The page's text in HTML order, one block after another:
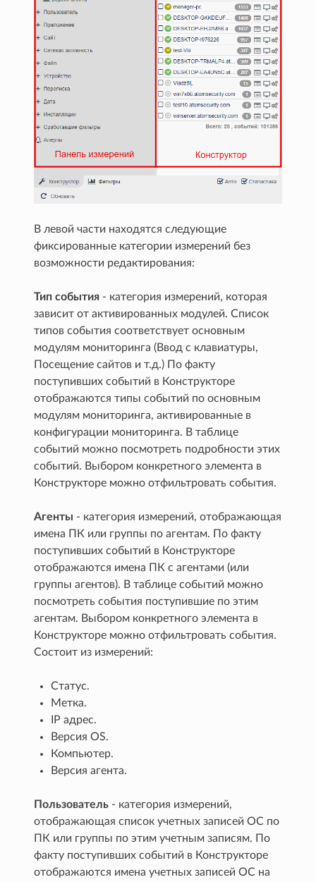
В левой части находятся следующие
фиксированные категории измерений без
возможности редактирования:
Тип события - категория измерений, которая
зависит от активированных модулей. Список
типов события соответствует основным
модулям мониторинга (Ввод с клавиатуры,
Посещение сайтов и т.д.) По факту
поступивших событий в Конструкторе
отображаются типы событий по основным
модулям мониторинга, активированные в
конфигурации мониторинга. В таблице
событий можно посмотреть подробности этих
событий. Выбором конкретного элемента в
Конструкторе можно отфильтровать события.
Агенты - категория измерений, отображающая
имена ПК или группы по агентам. По факту
поступивших событий в Конструкторе
отображаются имена ПК с агентами (или
группы агентов). В таблице событий можно
посмотреть события поступившие по этим
агентам. Выбором конкретного элемента в
Конструкторе можно отфильтровать события.
Состоит из измерений:
Статус.
Метка.
IP адрес.
Версия OS.
Компьютер.
Версия агента.
Пользователь - категория измерений,
отображающая список учетных записей ОС по
ПК или группы по этим учетным записям. По
факту поступивших событий в Конструкторе
отображаются имена учетных записей ОС на